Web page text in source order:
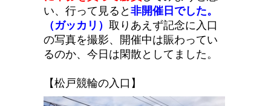
い、行って見ると 非開催日でした。
（ガッカリ） 取りあえず記念に入口
の写真を撮影、開催中は賑わってい
るのか、今日は閑散としてました。
【松戸競輪の入口】